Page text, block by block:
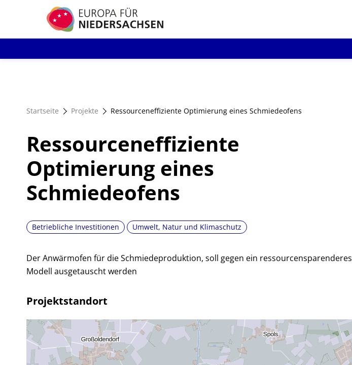
Startseite Projekte Ressourceneffiziente Optimierung eines Schmiedeofens
Ressourceneffiziente
Optimierung eines
Schmiedeofens
Betriebliche Investitionen Umwelt, Natur und Klimaschutz
Der Anwärmofen für die Schmiedeproduktion, soll gegen ein ressourcensparenderes
Modell ausgetauscht werden
Projektstandort